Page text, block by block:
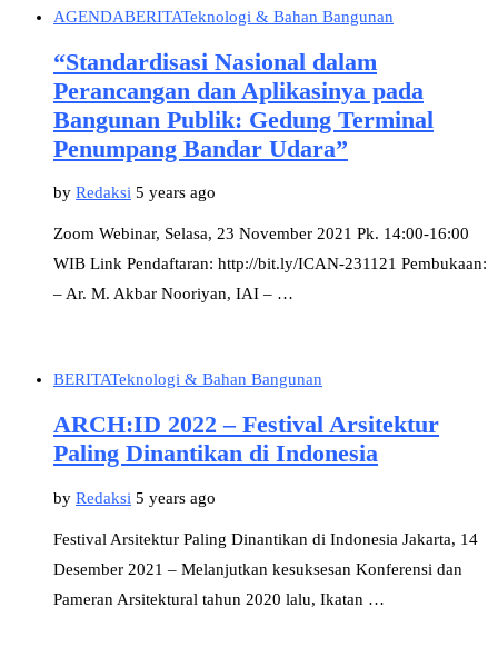
AGENDABERITATeknologi & Bahan Bangunan
“Standardisasi Nasional dalam
Perancangan dan Aplikasinya pada
Bangunan Publik: Gedung Terminal
Penumpang Bandar Udara”
by Redaksi 5 years ago
Zoom Webinar, Selasa, 23 November 2021 Pk. 14:00-16:00
WIB Link Pendaftaran: http://bit.ly/ICAN-231121 Pembukaan:
– Ar. M. Akbar Nooriyan, IAI – …
BERITATeknologi & Bahan Bangunan
ARCH:ID 2022 – Festival Arsitektur
Paling Dinantikan di Indonesia
by Redaksi 5 years ago
Festival Arsitektur Paling Dinantikan di Indonesia Jakarta, 14
Desember 2021 – Melanjutkan kesuksesan Konferensi dan
Pameran Arsitektural tahun 2020 lalu, Ikatan …